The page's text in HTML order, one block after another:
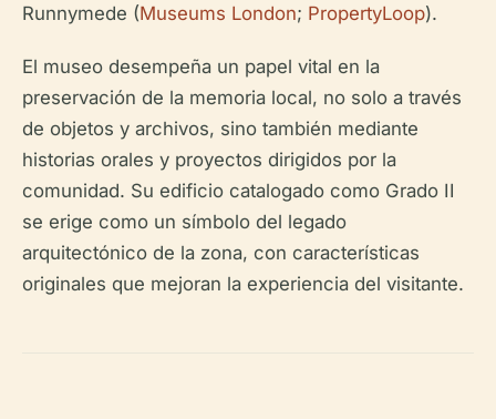
Runnymede (Museums London; PropertyLoop).
El museo desempeña un papel vital en la
preservación de la memoria local, no solo a través
de objetos y archivos, sino también mediante
historias orales y proyectos dirigidos por la
comunidad. Su edificio catalogado como Grado II
se erige como un símbolo del legado
arquitectónico de la zona, con características
originales que mejoran la experiencia del visitante.